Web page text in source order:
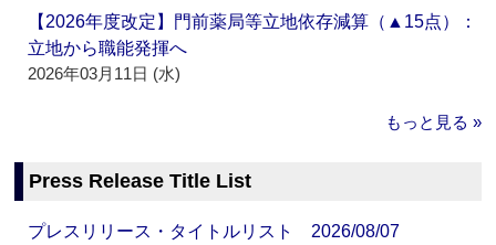
【2026年度改定】門前薬局等立地依存減算（▲15点）：
立地から職能発揮へ
2026年03月11日 (水)
もっと見る »
Press Release Title List
プレスリリース・タイトルリスト 2026/08/07